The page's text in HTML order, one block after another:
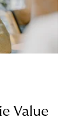
Value